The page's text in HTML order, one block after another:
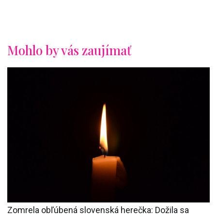
Mohlo by vás zaujímať
Zomrela obľúbená slovenská herečka: Dožila sa